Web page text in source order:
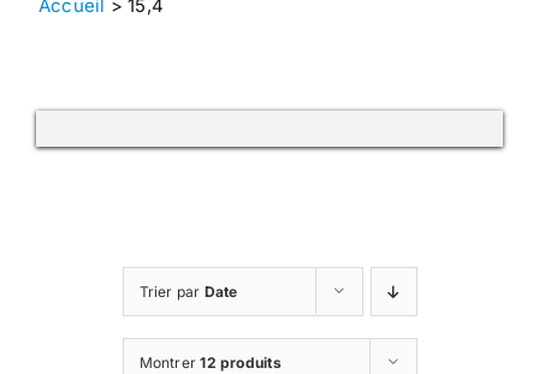
Accueil >15,4
Trier par Date
Montrer12 produits